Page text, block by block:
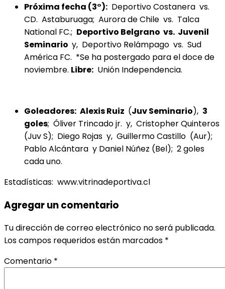
Próxima fecha (3°): Deportivo Costanera vs.
CD. Astaburuaga; Aurora de Chile vs. Talca
National FC.; Deportivo Belgrano vs. Juvenil
Seminario y, Deportivo Relámpago vs. Sud
América FC. *Se ha postergado para el doce de
noviembre. Libre: Unión Independencia.
Goleadores: Alexis Ruiz (Juv Seminario), 3
goles; Óliver Trincado jr. y, Cristopher Quinteros
(Juv S); Diego Rojas y, Guillermo Castillo (Aur);
Pablo Alcántara y Daniel Núñez (Bel); 2 goles
cada uno.
Estadísticas: www.vitrinadeportiva.cl
Agregar un comentario
Tu dirección de correo electrónico no será publicada.
Los campos requeridos están marcados *
Comentario *